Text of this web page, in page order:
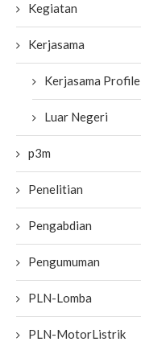
Kegiatan
Kerjasama
Kerjasama Profile
Luar Negeri
p3m
Penelitian
Pengabdian
Pengumuman
PLN-Lomba
PLN-MotorListrik